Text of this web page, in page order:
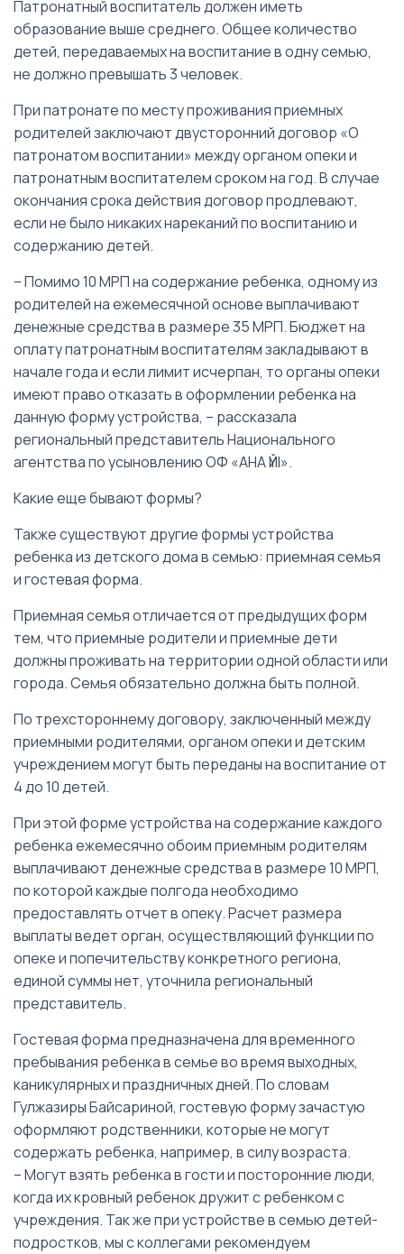
Патронатный воспитатель должен иметь
образование выше среднего. Общее количество
детей, передаваемых на воспитание в одну семью,
не должно превышать 3 человек.
При патронате по месту проживания приемных
родителей заключают двусторонний договор «О
патронатом воспитании» между органом опеки и
патронатным воспитателем сроком на год. В случае
окончания срока действия договор продлевают,
если не было никаких нареканий по воспитанию и
содержанию детей.
– Помимо 10 МРП на содержание ребенка, одному из
родителей на ежемесячной основе выплачивают
денежные средства в размере 35 МРП. Бюджет на
оплату патронатным воспитателям закладывают в
начале года и если лимит исчерпан, то органы опеки
имеют право отказать в оформлении ребенка на
данную форму устройства, – рассказала
региональный представитель Национального
агентства по усыновлению ОФ «АНА ҮЙІ».
Какие еще бывают формы?
Также существуют другие формы устройства
ребенка из детского дома в семью: приемная семья
и гостевая форма.
Приемная семья отличается от предыдущих форм
тем, что приемные родители и приемные дети
должны проживать на территории одной области или
города. Семья обязательно должна быть полной.
По трехстороннему договору, заключенный между
приемными родителями, органом опеки и детским
учреждением могут быть переданы на воспитание от
4 до 10 детей.
При этой форме устройства на содержание каждого
ребенка ежемесячно обоим приемным родителям
выплачивают денежные средства в размере 10 МРП,
по которой каждые полгода необходимо
предоставлять отчет в опеку. Расчет размера
выплаты ведет орган, осуществляющий функции по
опеке и попечительству конкретного региона,
единой суммы нет, уточнила региональный
представитель.
Гостевая форма предназначена для временного
пребывания ребенка в семье во время выходных,
каникулярных и праздничных дней. По словам
Гулжазиры Байсариной, гостевую форму зачастую
оформляют родственники, которые не могут
содержать ребенка, например, в силу возраста.
– Могут взять ребенка в гости и посторонние люди,
когда их кровный ребенок дружит с ребенком с
учреждения. Так же при устройстве в семью детей-
подростков, мы с коллегами рекомендуем